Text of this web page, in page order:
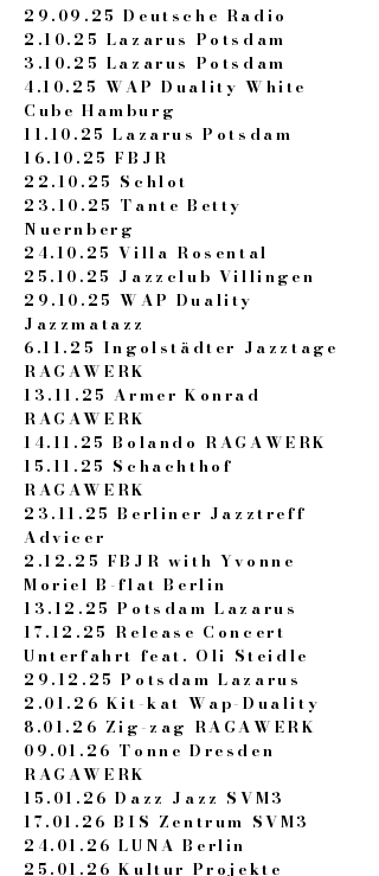
29.09.25 Deutsche Radio
2.10.25 Lazarus Potsdam
3.10.25 Lazarus Potsdam
4.10.25 WAP Duality White
Cube Hamburg
11.10.25 Lazarus Potsdam
16.10.25 FBJR
22.10.25 Schlot
23.10.25 Tante Betty
Nuernberg
24.10.25 Villa Rosental
25.10.25 Jazzclub Villingen
29.10.25 WAP Duality
Jazzmatazz
6.11.25 Ingolstädter Jazztage
RAGAWERK
13.11.25 Armer Konrad
RAGAWERK
14.11.25 Bolando RAGAWERK
15.11.25 Schachthof
RAGAWERK
23.11.25 Berliner Jazztreff
Advicer
2.12.25 FBJR with Yvonne
Moriel B-flat Berlin
13.12.25 Potsdam Lazarus
17.12.25 Release Concert
Unterfahrt feat. Oli Steidle
29.12.25 Potsdam Lazarus
2.01.26 Kit-kat Wap-Duality
8.01.26 Zig-zag RAGAWERK
09.01.26 Tonne Dresden
RAGAWERK
15.01.26 Dazz Jazz SVM3
17.01.26 BIS Zentrum SVM3
24.01.26 LUNA Berlin
25.01.26 Kultur Projekte